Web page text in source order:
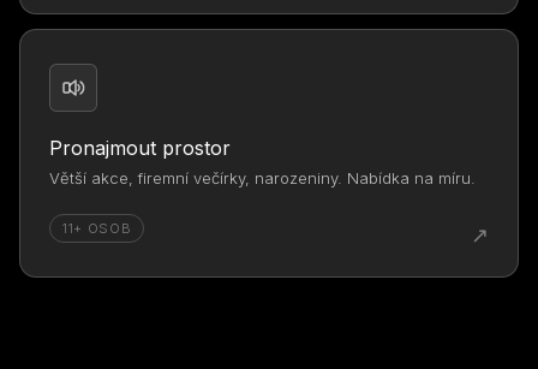
Pronajmout prostor
Větší akce, firemní večírky, narozeniny. Nabídka na míru.
11+ OSOB ↗